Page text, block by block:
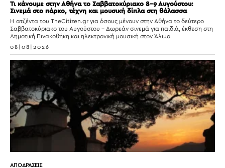
Τι κάνουμε στην Αθήνα το Σαββατοκύριακο 8-9 Αυγούστου:
Σινεμά στο πάρκο, τέχνη και μουσική δίπλα στη θάλασσα
Η ατζέντα του TheCitizen.gr για όσους μένουν στην Αθήνα το δεύτερο
Σαββατοκύριακο του Αυγούστου – Δωρεάν σινεμά για παιδιά, έκθεση στη
Δημοτική Πινακοθήκη και ηλεκτρονική μουσική στον Άλιμο
08|08|2026
ΑΠΟΔΡΑΣΕΙΣ